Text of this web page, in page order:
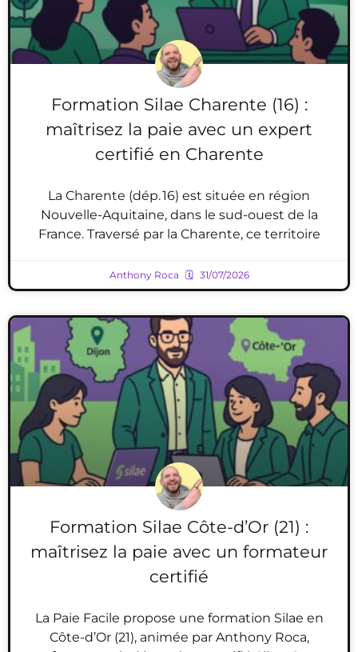
Formation Silae Charente (16) :
maîtrisez la paie avec un expert
certifié en Charente
La Charente (dép. 16) est située en région
Nouvelle-Aquitaine, dans le sud-ouest de la
France. Traversé par la Charente, ce territoire
Anthony Roca 31/07/2026
Formation Silae Côte-d’Or (21) :
maîtrisez la paie avec un formateur
certifié
La Paie Facile propose une formation Silae en
Côte-d’Or (21), animée par Anthony Roca,